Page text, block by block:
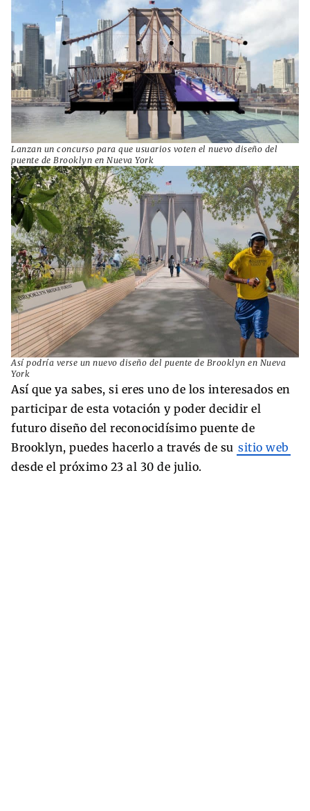
Lanzan un concurso para que usuarios voten el nuevo diseño del
puente de Brooklyn en Nueva York
Así podría verse un nuevo diseño del puente de Brooklyn en Nueva
York
Así que ya sabes, si eres uno de los interesados en
participar de esta votación y poder decidir el
futuro diseño del reconocidísimo puente de
Brooklyn, puedes hacerlo a través de su sitio web
desde el próximo 23 al 30 de julio.